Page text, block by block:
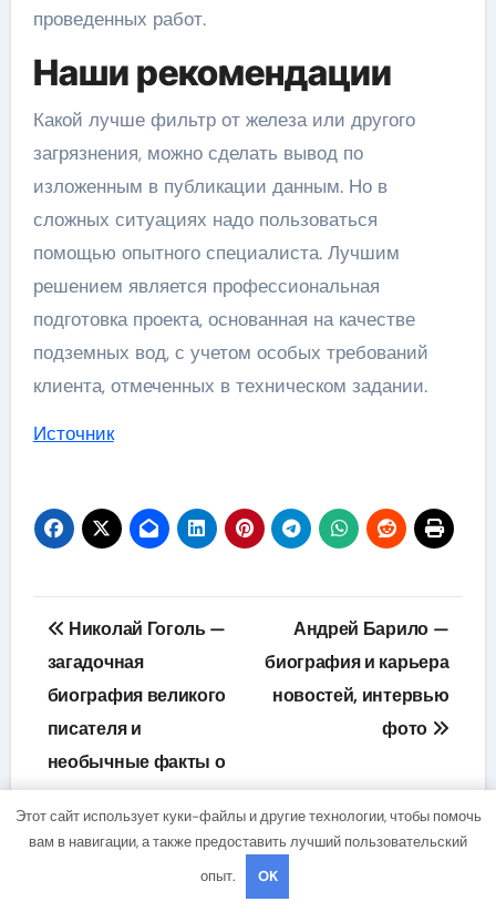
проведенных работ.
Наши рекомендации
Какой лучше фильтр от железа или другого
загрязнения, можно сделать вывод по
изложенным в публикации данным. Но в
сложных ситуациях надо пользоваться
помощью опытного специалиста. Лучшим
решением является профессиональная
подготовка проекта, основанная на качестве
подземных вод, с учетом особых требований
клиента, отмеченных в техническом задании.
Источник
Навигация
по
записям
Николай Гоголь —
загадочная
биография великого
писателя и
необычные факты о
его жизни
Андрей Барило —
биография и карьера
новостей, интервью
фото
Этот сайт использует куки-файлы и другие технологии, чтобы помочь
вам в навигации, а также предоставить лучший пользовательский
опыт.
OK